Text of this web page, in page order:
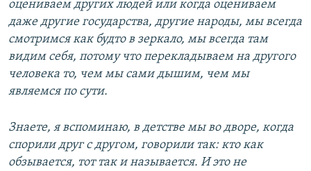
оцениваем других людей или когда оцениваем
даже другие государства, другие народы, мы всегда
смотримся как будто в зеркало, мы всегда там
видим себя, потому что перекладываем на другого
человека то, чем мы сами дышим, чем мы
являемся по сути.
Знаете, я вспоминаю, в детстве мы во дворе, когда
спорили друг с другом, говорили так: кто как
обзывается, тот так и называется. И это не